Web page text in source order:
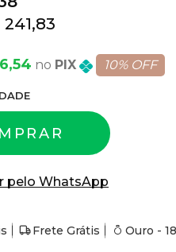
241,83
PIX 10% OFF
pelo WhatsApp
Frete Grátis Ouro -